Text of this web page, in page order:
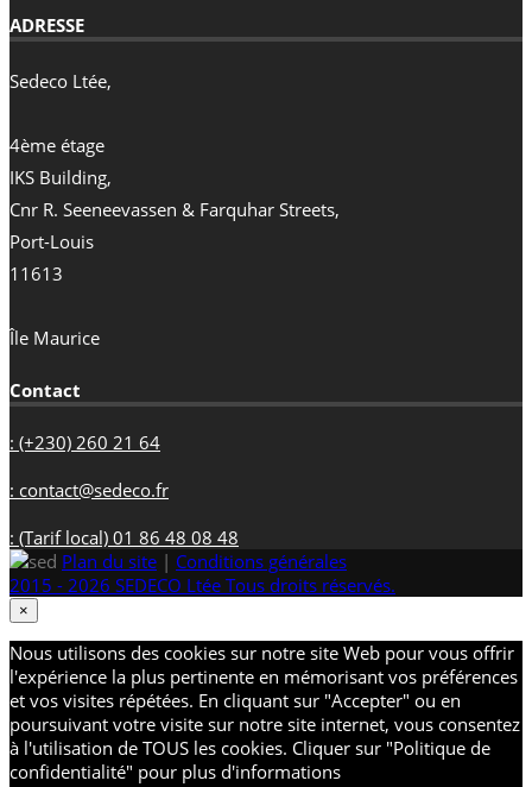
ADRESSE
Sedeco Ltée,
4ème étage
IKS Building,
Cnr R. Seeneevassen & Farquhar Streets,
Port-Louis
11613
Île Maurice
Contact
: (+230) 260 21 64
: contact@sedeco.fr
: (Tarif local) 01 86 48 08 48
Plan du site | Conditions générales
2015 - 2026 SEDECO Ltée Tous droits réservés.
×
Nous utilisons des cookies sur notre site Web pour vous offrir
l'expérience la plus pertinente en mémorisant vos préférences
et vos visites répétées. En cliquant sur "Accepter" ou en
poursuivant votre visite sur notre site internet, vous consentez
à l'utilisation de TOUS les cookies. Cliquer sur "Politique de
confidentialité" pour plus d'informations